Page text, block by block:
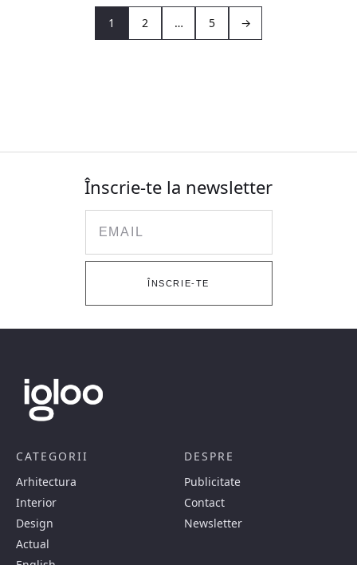
1 2 … 5 →
Înscrie-te la newsletter
ÎNSCRIE-TE
CATEGORII
Arhitectura
Interior
Design
Actual
DESPRE
Publicitate
Contact
Newsletter